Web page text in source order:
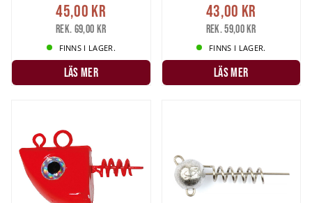
45,00 kr
Rek. 69,00 kr
FINNS I LAGER.
LÄS MER
43,00 kr
Rek. 59,00 kr
FINNS I LAGER.
LÄS MER